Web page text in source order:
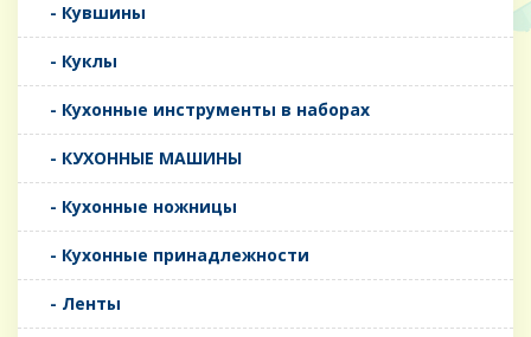
- Кувшины
- Куклы
- Кухонные инструменты в наборах
- КУХОННЫЕ МАШИНЫ
- Кухонные ножницы
- Кухонные принадлежности
- Ленты